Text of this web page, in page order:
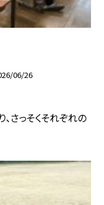
06/26
さっそくそれぞれの